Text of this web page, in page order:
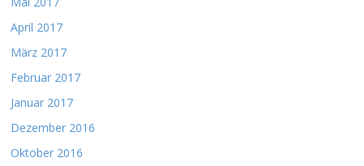
April 2017
März 2017
Februar 2017
Januar 2017
Dezember 2016
Oktober 2016